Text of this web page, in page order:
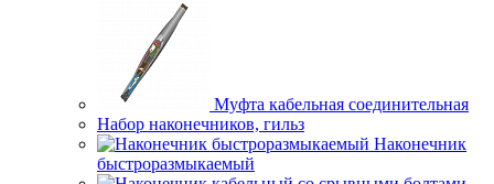
Муфта кабельная соединительная
Набор наконечников, гильз
Наконечник
быстроразмыкаемый